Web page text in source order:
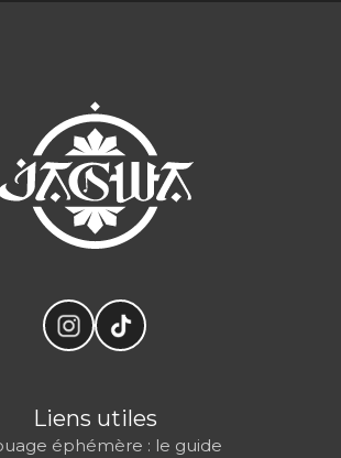
Liens utiles
éphémère : le guide